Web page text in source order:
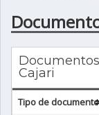
Cajari
Tipo de documento